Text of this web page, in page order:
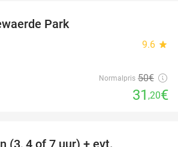
Park
9.6 star
Normalpris 50€
31 ,20€
(3, 4 of 7 uur) + evt.